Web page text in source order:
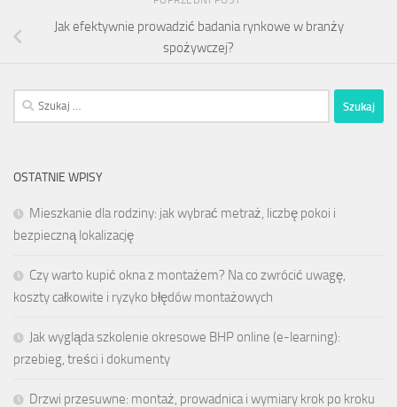
Jak efektywnie prowadzić badania rynkowe w branży
spożywczej?
Szukaj:
OSTATNIE WPISY
Mieszkanie dla rodziny: jak wybrać metraż, liczbę pokoi i
bezpieczną lokalizację
Czy warto kupić okna z montażem? Na co zwrócić uwagę,
koszty całkowite i ryzyko błędów montażowych
Jak wygląda szkolenie okresowe BHP online (e-learning):
przebieg, treści i dokumenty
Drzwi przesuwne: montaż, prowadnica i wymiary krok po kroku